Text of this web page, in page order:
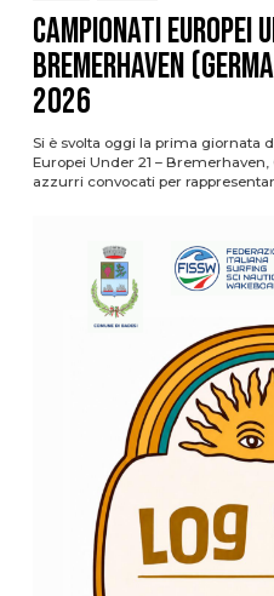
Campionati Europei
Bremerhaven
2026
Si è svolta oggi la prima giornata
Europei Under 21 –
azzurri convocati per